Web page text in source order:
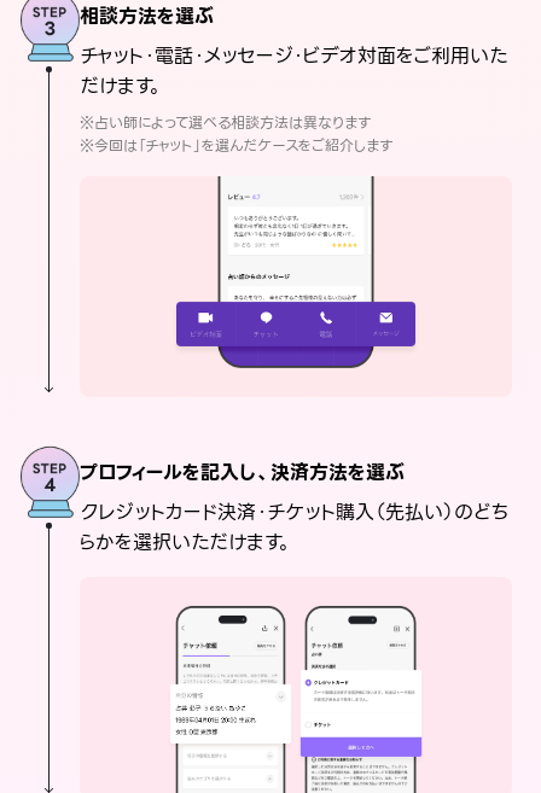
相談方法を選ぶ
チャット・電話・メッセージ・ビデオ対面をご利用いた
だけます。
※占い師によって選べる相談方法は異なります
※今回は「チャット」を選んだケースをご紹介します
プロフィールを記入し、決済方法を選ぶ
クレジットカード決済・チケット購入（先払い）のどち
らかを選択いただけます。